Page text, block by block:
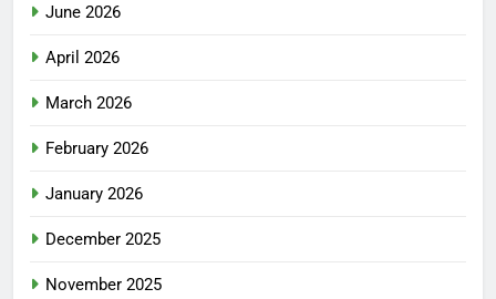
June 2026
April 2026
March 2026
February 2026
January 2026
December 2025
November 2025